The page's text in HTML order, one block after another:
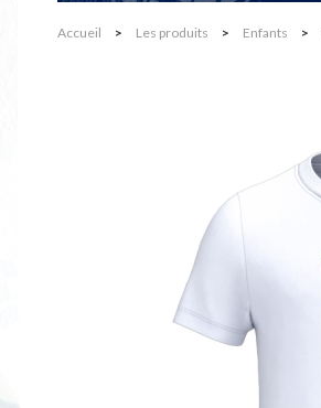
Accueil > Les produits > Enfants >